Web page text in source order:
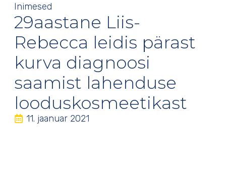
Inimesed
29aastane Liis-
Rebecca leidis pärast
kurva diagnoosi
saamist lahenduse
looduskosmeetikast
11. jaanuar 2021